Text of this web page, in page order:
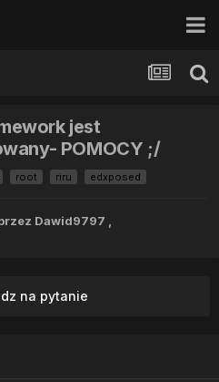
jest
POMOCY ;/
root riru edxposed
Dawid9797 ,
na pytanie